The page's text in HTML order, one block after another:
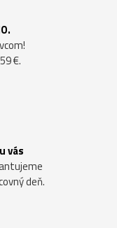
€.
vás
deň.